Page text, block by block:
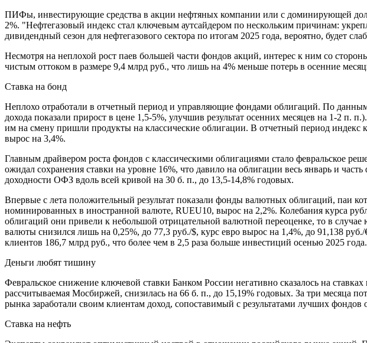
ПИФы, инвестирующие средства в акции нефтяных компании или с доминирующей
2%. "Нефтегазовый индекс стал ключевым аутсайдером по нескольким причинам:
дивидендный сезон для нефтегазового сектора по итогам 2025 года, вероятно,
Несмотря на неплохой рост паев большей части фондов акций, интерес к ним со
чистым оттоком в размере 9,4 млрд руб., что лишь на 4% меньше потерь в осенние
Ставка на бонд
Неплохо отработали в отчетный период и управляющие фондами облигаций. По
дохода показали прирост в цене 1,5-5%, улучшив результат осенних месяцев на 1-2
им на смену пришли продукты на классические облигации. В отчетный период
вырос на 3,4%.
Главным драйвером роста фондов с классическими облигациями стало февральское
ожидал сохранения ставки на уровне 16%, что давило на облигации весь январь и
доходности ОФЗ вдоль всей кривой на 30 б. п., до 13,5-14,8% годовых.
Впервые с лета положительный результат показали фонды валютных облигаций, паи
номинированных в иностранной валюте, RUEU10, вырос на 2,2%. Колебания курса
облигаций они привели к небольшой отрицательной валютной переоценке, то в
валюты снизился лишь на 0,25%, до 77,3 руб./$, курс евро вырос на 1,4%, до 91,138
клиентов 186,7 млрд руб., что более чем в 2,5 раза больше инвестиций осенью 2025 года.
Деньги любят тишину
Февральское снижение ключевой ставки Банком России негативно сказалось на
рассчитываемая Мосбиржей, снизилась на 66 б. п., до 15,19% годовых. За три
рынка заработали своим клиентам доход, сопоставимый с результатами лучших фондов
Ставка на нефть